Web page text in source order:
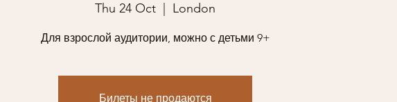
Thu 24 Oct London
Для взрослой аудитории, можно с детьми 9+
Билеты не продаются